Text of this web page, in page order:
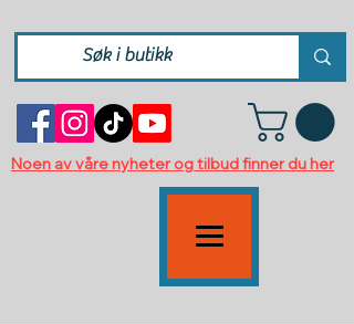
Noen av våre nyheter og tilbud finner du her